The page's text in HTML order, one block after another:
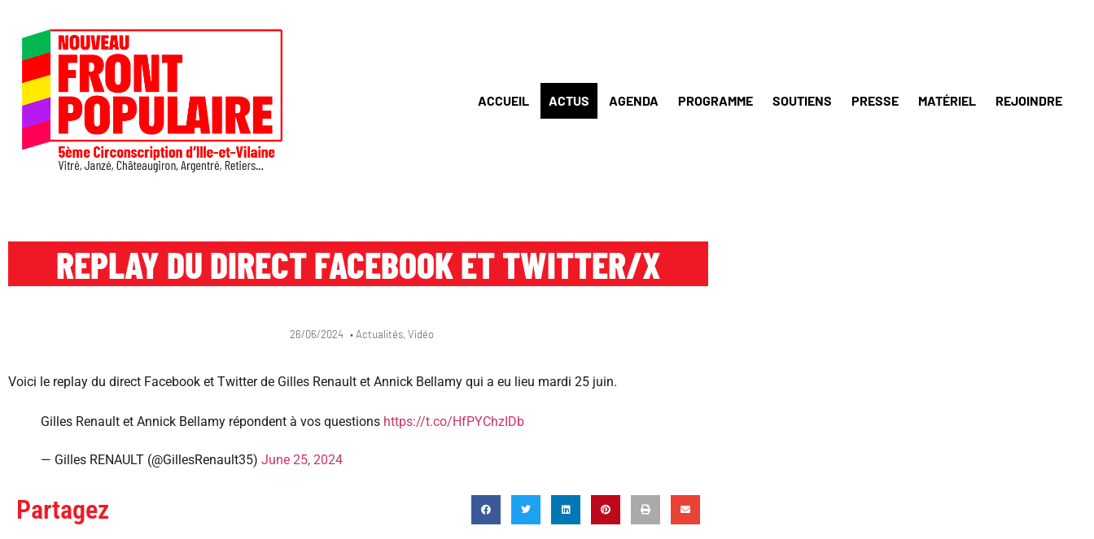
ACCUEIL ACTUS AGENDA PROGRAMME SOUTIENS PRESSE MATÉRIEL REJOINDRE
REPLAY DU DIRECT FACEBOOK ET TWITTER/X
26/06/2024 • Actualités, Vidéo
Voici le replay du direct Facebook et Twitter de Gilles Renault et Annick Bellamy qui a eu lieu mardi 25 juin.
Gilles Renault et Annick Bellamy répondent à vos questions https://t.co/HfPYChzIDb
— Gilles RENAULT (@GillesRenault35) June 25, 2024
Partagez